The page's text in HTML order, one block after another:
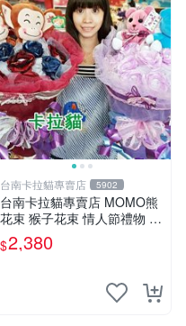
台南卡拉貓專賣店 5902
台南卡拉貓專賣店 MOMO熊
花束 猴子花束 情人節禮物 二
選一 可繡字 可今天寄明天到
$2,380